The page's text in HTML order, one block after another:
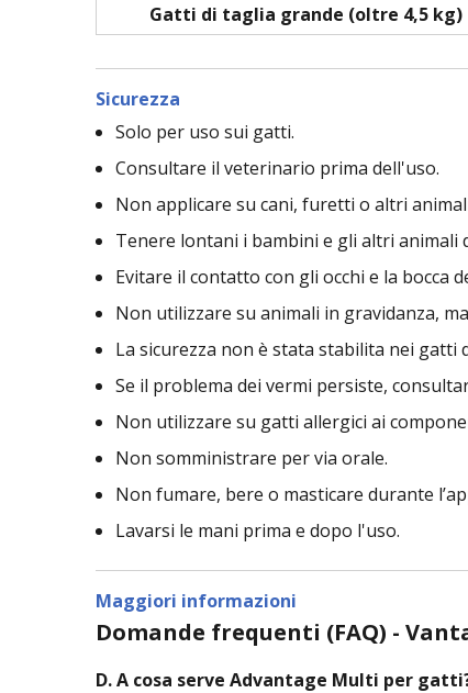
Gatti di taglia grande (oltre 4,5 kg)
Sicurezza
Solo per uso sui gatti.
Consultare il veterinario prima dell'uso.
Non applicare su cani, furetti o altri
Tenere lontani i bambini e gli altri
Evitare il contatto con gli occhi e la bocca
Non utilizzare su animali in gravidanza,
La sicurezza non è stata stabilita nei
Se il problema dei vermi persiste,
Non utilizzare su gatti allergici ai
Non somministrare per via orale.
Non fumare, bere o masticare durante
Lavarsi le mani prima e dopo l'uso.
Maggiori informazioni
Domande frequenti (FAQ) -
D. A cosa serve Advantage Multi per